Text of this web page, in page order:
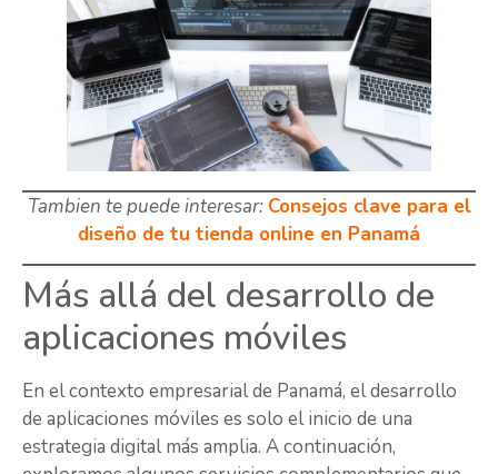
Tambien te puede interesar: Consejos clave para el
diseño de tu tienda online en Panamá
Más allá del desarrollo de
aplicaciones móviles
En el contexto empresarial de Panamá, el desarrollo
de aplicaciones móviles es solo el inicio de una
estrategia digital más amplia. A continuación,